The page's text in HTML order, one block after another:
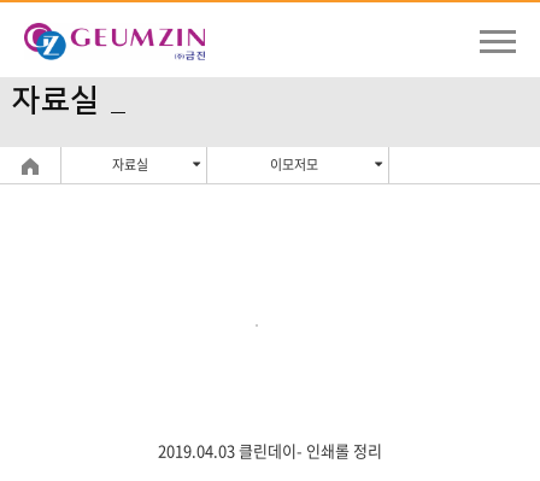
자료실
자료실 이모저모
2019.04.03 클린데이- 인쇄롤 정리